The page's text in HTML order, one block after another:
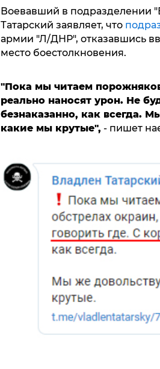
Воевавший в подразделении
Татарский заявляет, что
армии "Л/ДНР", отказавшись
место боестолкновения.
"Пока мы читаем
реально наносят урон. Не
безнаказанно, как всегда.
какие мы крутые", - пишет